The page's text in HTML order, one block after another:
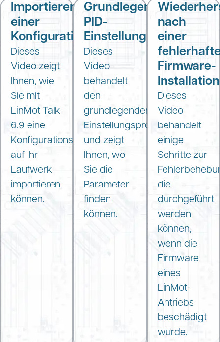
Importieren
einer
Konfigurationsdatei
Dieses
Video zeigt
Ihnen, wie
Sie mit
LinMot Talk
6.9 eine
Konfigurationsdatei
auf Ihr
Laufwerk
importieren
können.
Grundlegende
PID-
Einstellung
Dieses
Video
behandelt
den
grundlegenden
Einstellungsprozess
und zeigt
Ihnen, wo
Sie die
Parameter
finden
können.
nach
einer
Firmware-
Installation
Dieses
Video
behandelt
einige
Schritte zur
die
durchgeführt
werden
können,
wenn die
Firmware
eines
LinMot-
Antriebs
beschädigt
wurde.